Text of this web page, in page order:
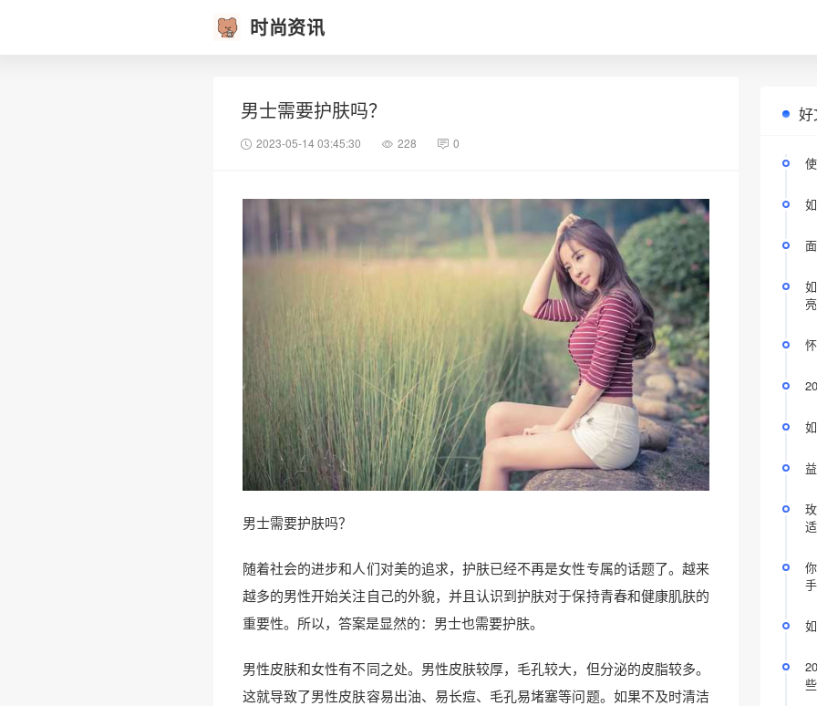
时尚资讯
男士需要护肤吗？
2023-05-14 03:45:30 228 0
男士需要护肤吗？
随着社会的进步和人们对美的追求，护肤已经不再是女性专属的话题了。越来
越多的男性开始关注自己的外貌，并且认识到护肤对于保持青春和健康肌肤的
重要性。所以，答案是显然的：男士也需要护肤。
男性皮肤和女性有不同之处。男性皮肤较厚，毛孔较大，但分泌的皮脂较多。
这就导致了男性皮肤容易出油、易长痘、毛孔易堵塞等问题。如果不及时清洁
好